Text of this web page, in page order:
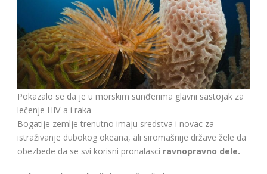
Pokazalo se da je u morskim sunđerima glavni sastojak za
lečenje HIV-a i raka
Bogatije zemlje trenutno imaju sredstva i novac za
istraživanje dubokog okeana, ali siromašnije države žele da
obezbede da se svi korisni pronalasci ravnopravno dele.